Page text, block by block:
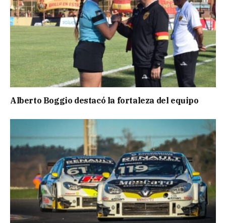
Alberto Boggio destacó la fortaleza del equipo